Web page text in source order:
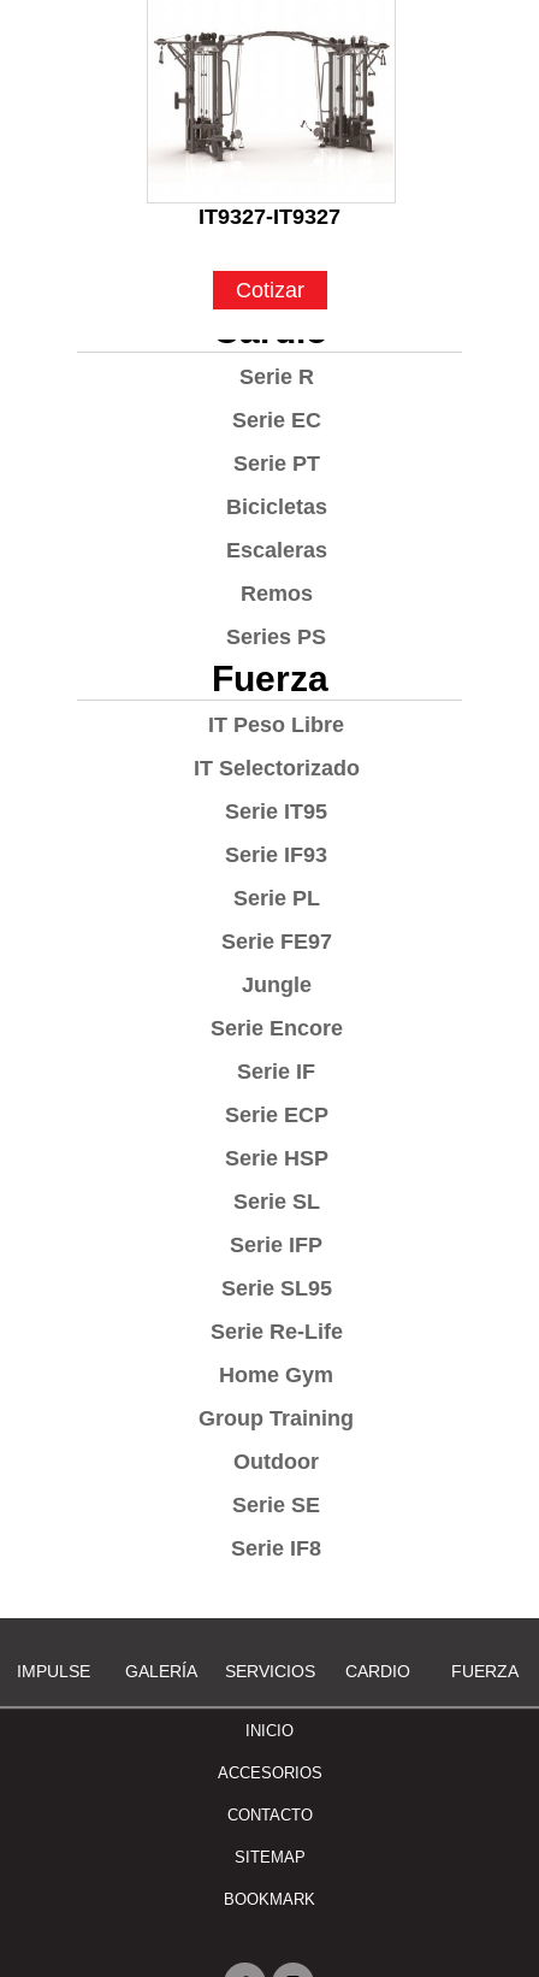
Cardio
Serie R
Serie EC
Serie PT
Bicicletas
Escaleras
Remos
Series PS
Fuerza
IT Peso Libre
IT Selectorizado
Serie IT95
Serie IF93
Serie PL
Serie FE97
Jungle
Serie Encore
Serie IF
Serie ECP
Serie HSP
Serie SL
Serie IFP
Serie SL95
Serie Re-Life
Home Gym
Group Training
Outdoor
Serie SE
Serie IF8
IT9327-IT9327
Cotizar
FUERZA
CARDIO
SERVICIOS
GALERÍA
IMPULSE
INICIO
ACCESORIOS
CONTACTO
SITEMAP
BOOKMARK